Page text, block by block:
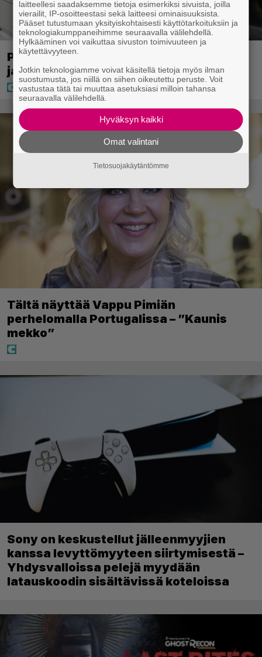
Poliisilla tehovalvonta – tästä kysymys
ja näin kauan kestää
Tältä näyttää Vappu Pimiän
perhelomalla Portugalissa – ”Kaunis
mekko”
Sony on keskustellut jälleenmyyjien
kanssa levyttömyyteen siirtymisestä –
Yhdysvalloissa pelejä myydään
latauskoodin sisältävissä koteloissa
laitteellesi saadaksemme tietoja esimerkiksi sivuista, joilla
vierailit, IP-osoitteestasi sekä laitteesi ominaisuuksista.
Pääset tutustumaan yksityiskohtaisesti käyttötarkoituksiin ja
teknologiakumppaneihimme seuraavalla välilehdellä.
Hylkääminen voi vaikuttaa sivuston toimivuuteen ja
käytettävyyteen.
Jotkin teknologiamme voivat käsitellä tietoja myös ilman
suostumusta, jos niillä on siihen oikeutettu peruste. Voit
vastustaa tätä tai muuttaa asetuksiasi milloin tahansa
seuraavalla välilehdellä.
Hyväksyn kaikki
Omat valintani
Tietosuojakäytäntömme